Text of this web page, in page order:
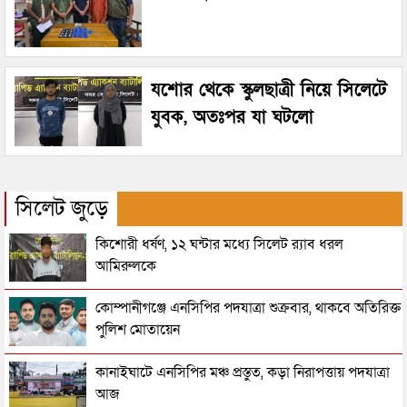
যশোর থেকে স্কুলছাত্রী নিয়ে সিলেটে
যুবক, অতঃপর যা ঘটলো
সিলেট জুড়ে
কিশোরী ধর্ষণ, ১২ ঘন্টার মধ্যে সিলেট র‌্যাব ধরল
আমিরুলকে
কোম্পানীগঞ্জে এনসিপির পদযাত্রা শুক্রবার, থাকবে অতিরিক্ত
পুলিশ মোতায়েন
কানাইঘাটে এনসিপির মঞ্চ প্রস্তুত, কড়া নিরাপত্তায় পদযাত্রা
আজ